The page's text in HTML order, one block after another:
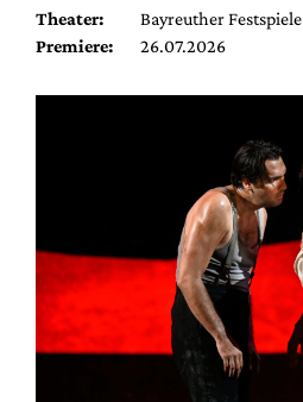
Theater:
Bayreuther Festspiele
Premiere:
26.07.2026